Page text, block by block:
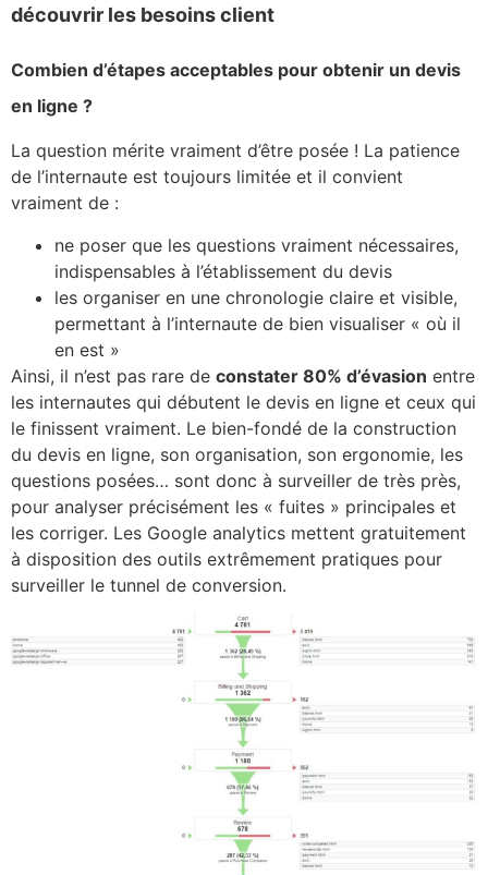
découvrir les besoins client
Combien d’étapes acceptables pour obtenir un devis
en ligne ?
La question mérite vraiment d’être posée ! La patience
de l’internaute est toujours limitée et il convient
vraiment de :
ne poser que les questions vraiment nécessaires,
indispensables à l’établissement du devis
les organiser en une chronologie claire et visible,
permettant à l’internaute de bien visualiser « où il
en est »
Ainsi, il n’est pas rare de constater 80% d’évasion entre
les internautes qui débutent le devis en ligne et ceux qui
le finissent vraiment. Le bien-fondé de la construction
du devis en ligne, son organisation, son ergonomie, les
questions posées… sont donc à surveiller de très près,
pour analyser précisément les « fuites » principales et
les corriger. Les Google analytics mettent gratuitement
à disposition des outils extrêmement pratiques pour
surveiller le tunnel de conversion.